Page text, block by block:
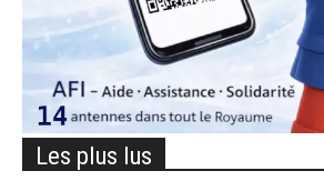
Les plus lus